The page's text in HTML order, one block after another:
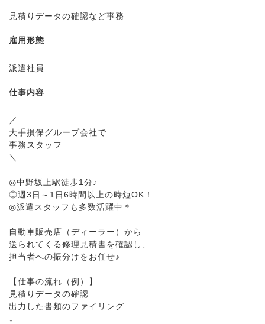
見積りデータの確認など事務
雇用形態
派遣社員
仕事内容
／
大手損保グループ会社で
事務スタッフ
＼
◎中野坂上駅徒歩1分♪
◎週3日～1日6時間以上の時短OK！
◎派遣スタッフも多数活躍中＊
自動車販売店（ディーラー）から
送られてくる修理見積書を確認し、
担当者への振分けをお任せ♪
【仕事の流れ（例）】
見積りデータの確認
出力した書類のファイリング
↓